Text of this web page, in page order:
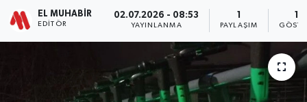
EL MUHABIR
EDITÖR
02.07.2026 - 08:53
YAYINLANMA PAYLAŞIM